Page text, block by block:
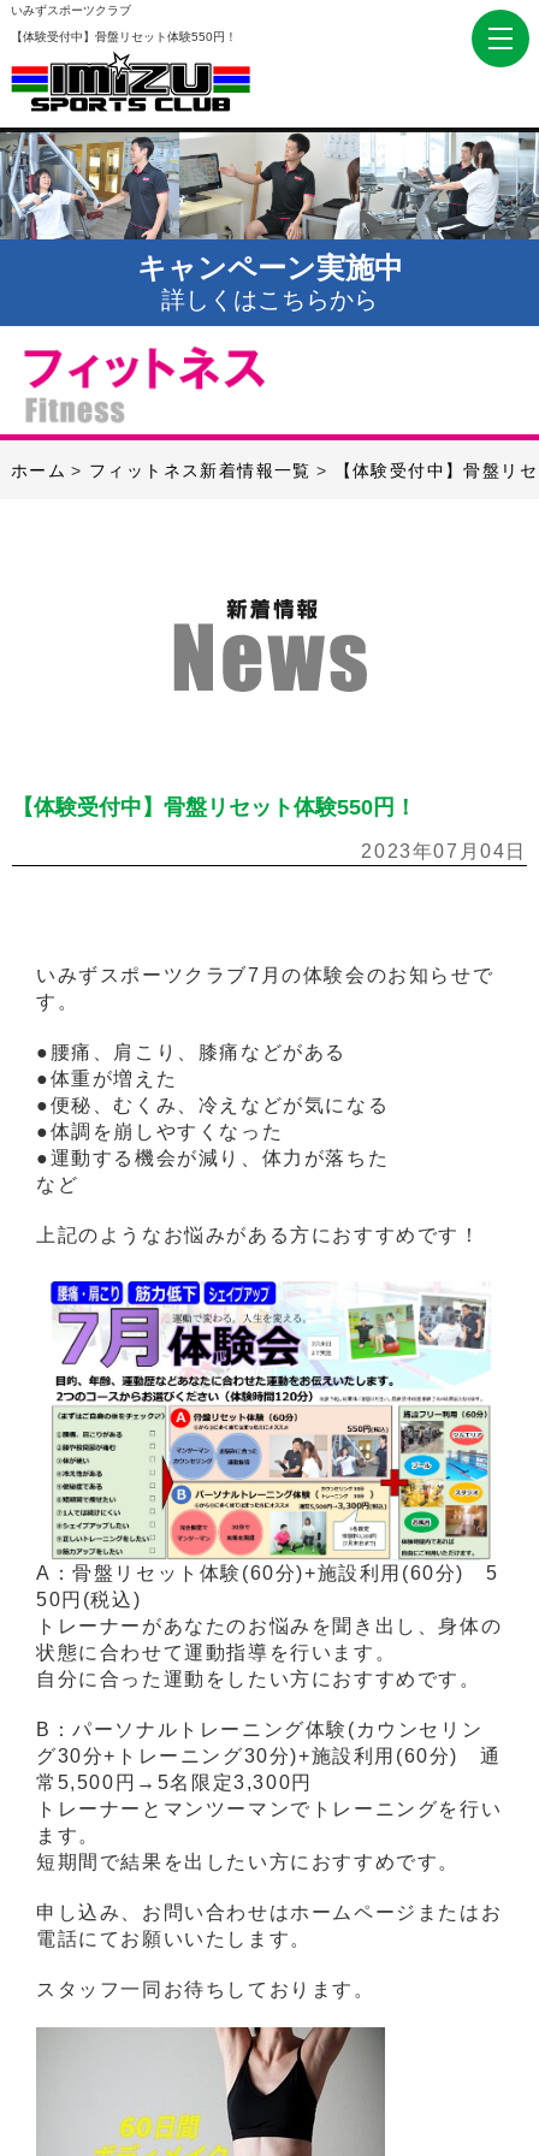
いみずスポーツクラブ
【体験受付中】骨盤リセット体験550円！
キャンペーン実施中
詳しくはこちらから
ホーム フィットネス新着情報一覧 【体験受付中】骨盤リ
【体験受付中】骨盤リセット体験550円！
2023年07月04日
いみずスポーツクラブ7月の体験会のお知らせで
す。
●腰痛、肩こり、膝痛などがある
●体重が増えた
●便秘、むくみ、冷えなどが気になる
●体調を崩しやすくなった
●運動する機会が減り、体力が落ちた
など
上記のようなお悩みがある方におすすめです！
A：骨盤リセット体験(60分)+施設利用(60分) 5
50円(税込)
トレーナーがあなたのお悩みを聞き出し、身体の
状態に合わせて運動指導を行います。
自分に合った運動をしたい方におすすめです。
B：パーソナルトレーニング体験(カウンセリン
グ30分+トレーニング30分)+施設利用(60分) 通
常5,500円→5名限定3,300円
トレーナーとマンツーマンでトレーニングを行い
ます。
短期間で結果を出したい方におすすめです。
申し込み、お問い合わせはホームページまたはお
電話にてお願いいたします。
スタッフ一同お待ちしております。